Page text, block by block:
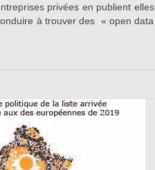
privées en publient elles
à trouver des « open data